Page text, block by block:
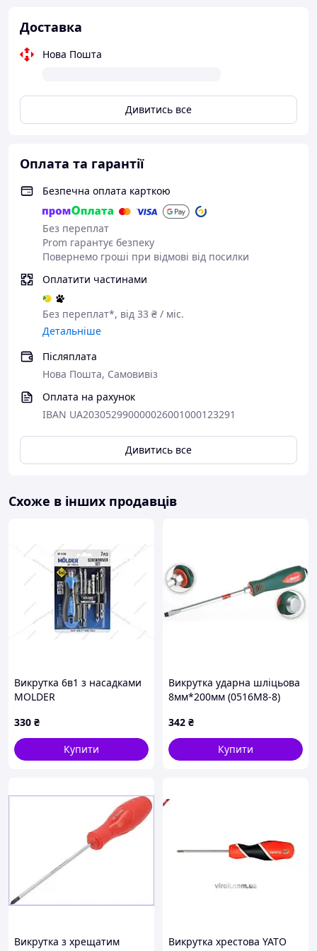
Доставка
Нова Пошта
Дивитись все
Оплата та гарантії
Безпечна оплата карткою
Без переплат
Prom гарантує безпеку
Повернемо гроші при відмові від посилки
Оплатити частинами
Без переплат*, від 33 ₴ / міс.
Детальніше
Післяплата
Нова Пошта, Самовивіз
Оплата на рахунок
IBAN UA203052990000026001000123291
Дивитись все
Схоже в інших продавців
Викрутка 6в1 з насадками
MOLDER
330 ₴
Купити
Викрутка ударна шліцьова
8мм*200мм (0516M8-8)
342 ₴
Купити
Викрутка з хрещатим
Викрутка хрестова YATO